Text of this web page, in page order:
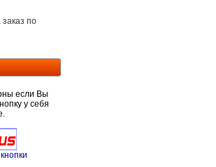
по
если Вы
у себя